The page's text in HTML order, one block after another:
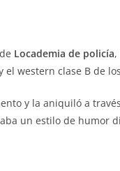
Locademia de policía,
western clase B de
y la aniquiló a
un estilo de humor